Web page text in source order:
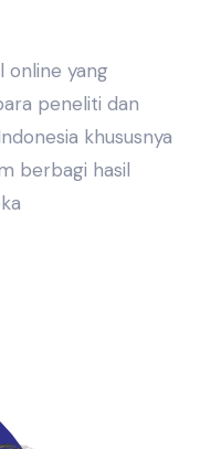
online yang
peneliti dan
khususnya
berbagi hasil